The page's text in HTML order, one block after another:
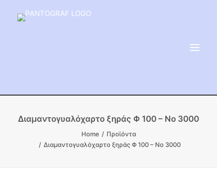
ΕΙΔΗ ΜΝΗΜΕΙΟΥ
ΑΔΑΜΑΝΤΟΦΟΡΟΙ ΔΙΣΚΟΙ
ΠΡΟΪΟΝΤΑ ΜΑΡΜΆΡΟΥ
Διαμαντογυαλόχαρτο ξηράς Φ 100 – Νο 3000
Home
Προϊόντα
Διαμαντογυαλόχαρτο ξηράς Φ 100 – Νο 3000